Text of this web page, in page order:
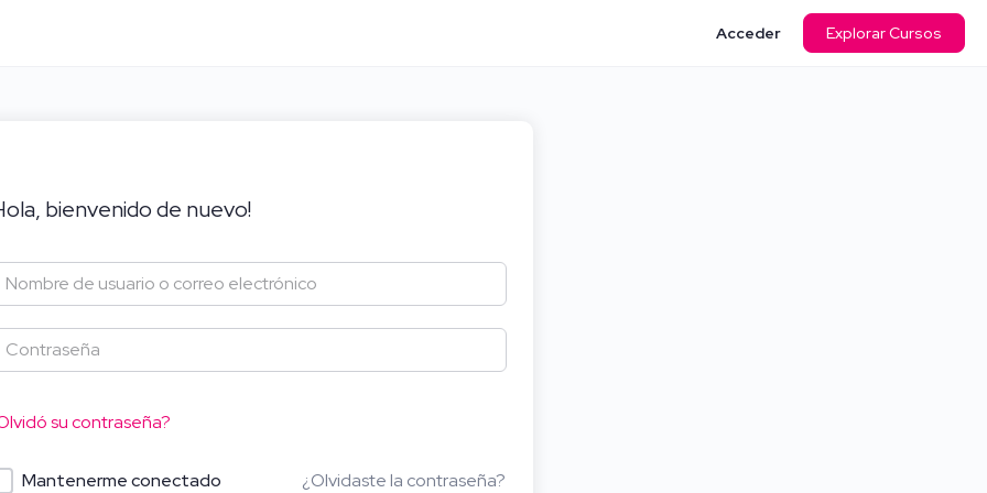
Acceder Explorar Cursos
bienvenido de nuevo!
su contraseña?
Mantenerme conectado ¿Olvidaste la contraseña?